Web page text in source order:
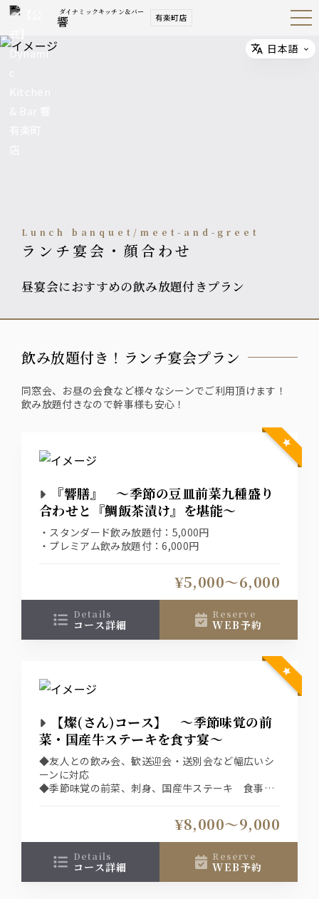
ダイナミックキッチン＆バー
響 有楽町店 Open
Navig
Lunch banquet/meet-and-greet
ランチ宴会・顔合わせ
昼宴会におすすめの飲み放題付きプラン
飲み放題付き！ランチ宴会プラン
同窓会、お昼の会食など様々なシーンでご利用頂けます！
飲み放題付きなので幹事様も安心！
『響膳』 ～季節の豆皿前菜九種盛り
合わせと『鯛飯茶漬け』を堪能～
・スタンダード飲み放題付：5,000円
・プレミアム飲み放題付：6,000円
¥5,000〜6,000
details
コース詳細
reserve
WEB予約
【燦(さん)コース】 ～季節味覚の前
菜・国産牛ステーキを食す宴～
◆友人との飲み会、歓送迎会・送別会など幅広いシ
ーンに対応
◆季節味覚の前菜、刺身、国産牛ステーキ 食事は
間、コース)での空席を表示している為、表示された
席以外をご希望の場合は直接、お店へご連絡下さ
い。
¥8,000〜9,000
details
コース詳細
reserve
WEB予約
Select
日本語